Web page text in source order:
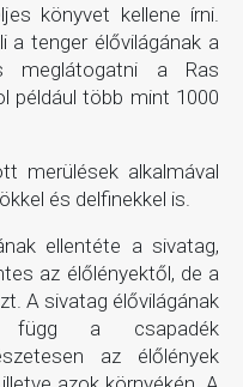
könyvet kellene írni.
a tenger élővilágának a
meglátogatni a Ras
például több mint 1000
merülések alkalmával
és delfinekkel is.
ellentéte a sivatag,
az élőlényektől, de a
A sivatag élővilágának
függ a csapadék
az élőlények